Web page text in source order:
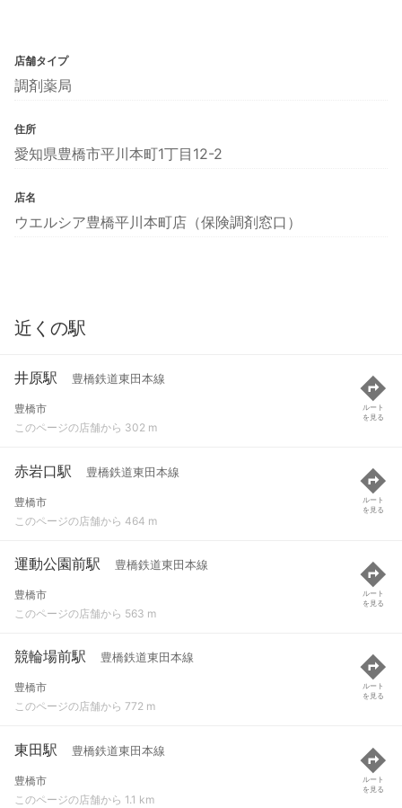
店舗タイプ
調剤薬局
住所
愛知県豊橋市平川本町1丁目12-2
店名
ウエルシア豊橋平川本町店（保険調剤窓口）
近くの駅
井原駅 豊橋鉄道東田本線
豊橋市
このページの店舗から 302 m
ルート
を見る
赤岩口駅 豊橋鉄道東田本線
豊橋市
このページの店舗から 464 m
ルート
を見る
運動公園前駅 豊橋鉄道東田本線
豊橋市
このページの店舗から 563 m
ルート
を見る
競輪場前駅 豊橋鉄道東田本線
豊橋市
このページの店舗から 772 m
ルート
を見る
東田駅 豊橋鉄道東田本線
豊橋市
このページの店舗から 1.1 km
ルート
を見る